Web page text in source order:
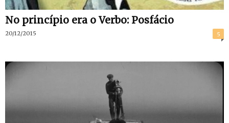
No princípio era o Verbo: Posfácio
20/12/2015 5